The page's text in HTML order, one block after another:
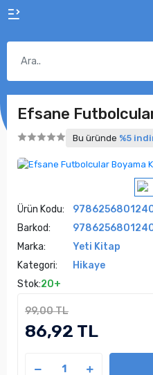
Efsane
Bu üründe %5
Ürün Kodu:
Barkod:
Marka:
Yeti Kitap
Kategori:
Hikaye
Stok:20+
99,00 TL
86,92 TL